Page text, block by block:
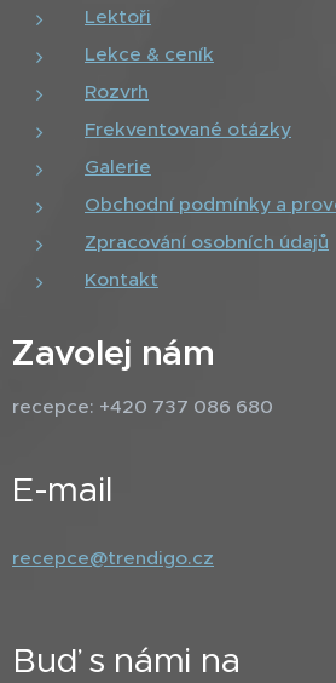
Lektoři
Lekce & ceník
Rozvrh
Frekventované otázky
Galerie
Obchodní podmínky a
Zpracování osobních údajů
Kontakt
Zavolej nám
recepce: +420 737 086 680
E-mail
recepce@trendigo.cz
Buď s námi na